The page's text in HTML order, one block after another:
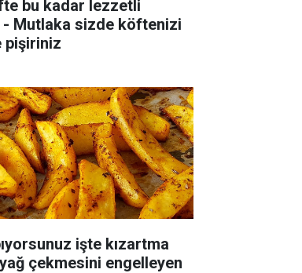
bu kadar lezzetli
- Mutlaka sizde köftenizi
pişiriniz
işte kızartma
çekmesini engelleyen